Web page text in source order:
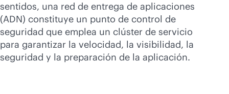
sentidos, una red de entrega de aplicaciones
(ADN) constituye un punto de control de
seguridad que emplea un clúster de servicio
para garantizar la velocidad, la visibilidad, la
seguridad y la preparación de la aplicación.